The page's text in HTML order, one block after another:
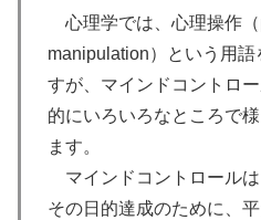
心理学では、心理操作（
manipulation）という用
すが、マインドコントロ
的にいろいろなところで
ます。
マインドコントロール
その日的達成のために、